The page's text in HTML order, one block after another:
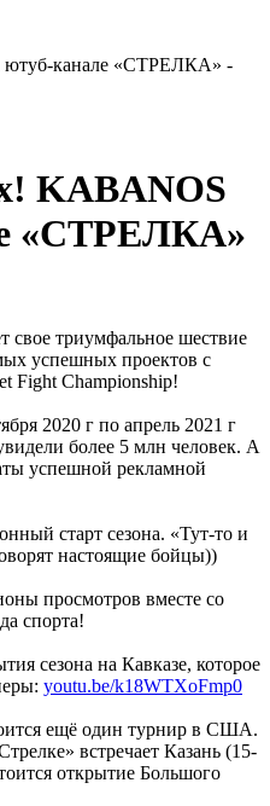
ютуб-канале «СТРЕЛКА» -
KABANOS
«СТРЕЛКА»
триумфальное шествие
успешных проектов с
Fight Championship!
2020 г по апрель 2021 г
более 5 млн человек. А
успешной рекламной
старт сезона. «Тут-то и
настоящие бойцы))
просмотров вместе со
спорта!
сезона на Кавказе, которое
youtu.be/k18WTXoFmp0
ещё один турнир в США.
встречает Казань (15-
открытие Большого